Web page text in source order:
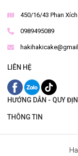
450/16/43 Phan Xích
0989495089
LIÊN HỆ
HƯỚNG DẪN - QUY
THÔNG TIN